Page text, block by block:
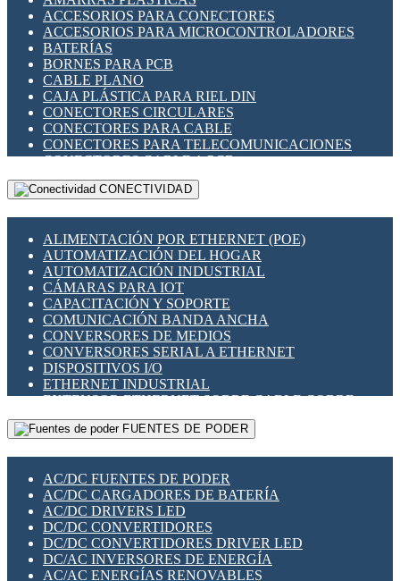
INDICADORES PARA PANEL
INTERFACES DE RELÉ
INTERRUPTORES FIN DE CARRERA
LLAVES CONMUTADORAS
MEDIDORES DE ENERGÍA Y TC'S DE CORRIENTE
MOTORES PASO A PASO
PANTALLAS HMI
PLC -CONTROLADORES LÓGICO PROGRAMABLES
PROGRAMADORES DE HORARIO
RELÉS DE PROTECCIÓN
SENSORES CAPACITIVOS
SENSORES INDUCTIVOS
TEMPORIZADORES
VARIACS
VARIADORES DE FRECUENCIA [VDF]
SECCIONADORES - INTERRUPTORES
MAQUINARIA
ACCESORIOS PARA CONECTORES
ACCESORIOS PARA MICROCONTROLADORES
BATERÍAS
BORNES PARA PCB
CABLE PLANO
CAJA PLÁSTICA PARA RIEL DIN
CONECTORES CIRCULARES
CONECTORES PARA CABLE
CONECTORES PARA TELECOMUNICACIONES
CONECTORES CABLE A PCB
CONECTORES PCB A CABLE
DIP SWITCHES
HERRAMIENTAS VARIAS
ILUMINACIÓN LED
INTERRUPTORES REED
INTERFACES DE RELÉ
OTROS RELÉS
PROTECCIÓN TÉRMICA
RELÉS AUTOMOTRICES
RELÉS DE SEÑAL
RELÉS DE ESTADO SÓLIDO SSR
RELÉS INDUSTRIALES
RELÉS MINIATURA DE POTENCIA
SENSORES MAGNÉTICOS
SWITCH Y MICROSWITCH
TARJETAS PI
UNIÓN Y DERIVACIÓN DE CABLE
CONECTIVIDAD
ALIMENTACIÓN POR ETHERNET (POE)
AUTOMATIZACIÓN DEL HOGAR
AUTOMATIZACIÓN INDUSTRIAL
CÁMARAS PARA IOT
CAPACITACIÓN Y SOPORTE
COMUNICACIÓN BANDA ANCHA
CONVERSORES DE MEDIOS
CONVERSORES SERIAL A ETHERNET
DISPOSITIVOS I/O
ETHERNET INDUSTRIAL
EXTENSOR ETHERNET SOBRE CABLE COBRE
GATEWAY LORAWAN
GESTIÓN DE REDES
PLACAS MODULARES IOT
SWITCHES Y REDES WIFI
SOLUCIONES IOT
SOLUCIONES LORAWAN
SOLUCIONES RED CELULAR
SEGURIDAD PARA REDES
SWITCHES LAN
FUENTES DE PODER
AC/DC FUENTES DE PODER
AC/DC CARGADORES DE BATERÍA
AC/DC DRIVERS LED
DC/DC CONVERTIDORES
DC/DC CONVERTIDORES DRIVER LED
DC/AC INVERSORES DE ENERGÍA
AC/AC ENERGÍAS RENOVABLES